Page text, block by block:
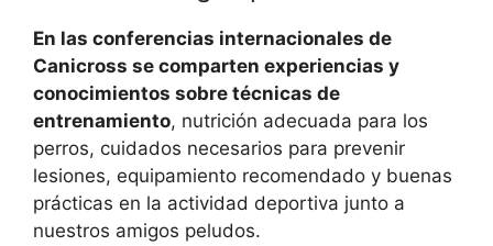
En las conferencias internacionales de
Canicross se comparten experiencias y
conocimientos sobre técnicas de
entrenamiento, nutrición adecuada para los
perros, cuidados necesarios para prevenir
lesiones, equipamiento recomendado y buenas
prácticas en la actividad deportiva junto a
nuestros amigos peludos.